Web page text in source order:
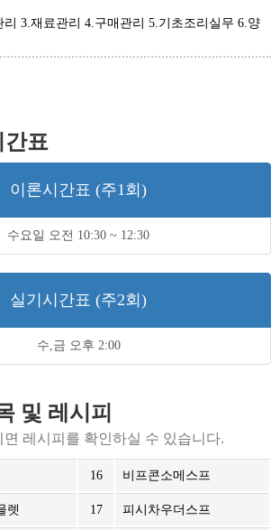
리 3.재료관리 4.구매관리 5.기초조리실무 6.양
간표
이론시간표 (주1회)
수요일 오전 10:30 ~ 12:30
실기시간표 (주2회)
수,금 오후 2:00
및 레시피
레시피를 확인하실 수 있습니다.
16 비프콘소메스프
렛 17 피시차우더스프